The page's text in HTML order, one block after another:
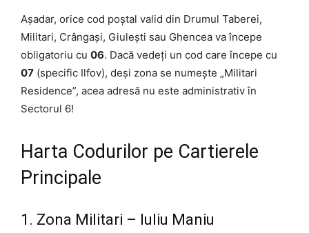
Așadar, orice cod poștal valid din Drumul Taberei,
Militari, Crângași, Giulești sau Ghencea va începe
obligatoriu cu 06. Dacă vedeți un cod care începe cu
07 (specific Ilfov), deși zona se numește „Militari
Residence”, acea adresă nu este administrativ în
Sectorul 6!
Harta Codurilor pe Cartierele
Principale
1. Zona Militari – Iuliu Maniu